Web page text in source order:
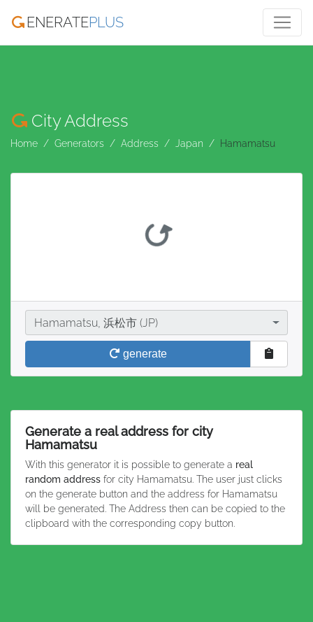
ENERATEPLUS
City Address
Home Generators Address Japan Hamamatsu
CityHamamatsu, 浜松市 (JP)
generate
Generate a real address for city
Hamamatsu
With this generator it is possible to generate a real
random address for city Hamamatsu. The user just clicks
on the generate button and the address for Hamamatsu
will be generated. The Address then can be copied to the
clipboard with the corresponding copy button.